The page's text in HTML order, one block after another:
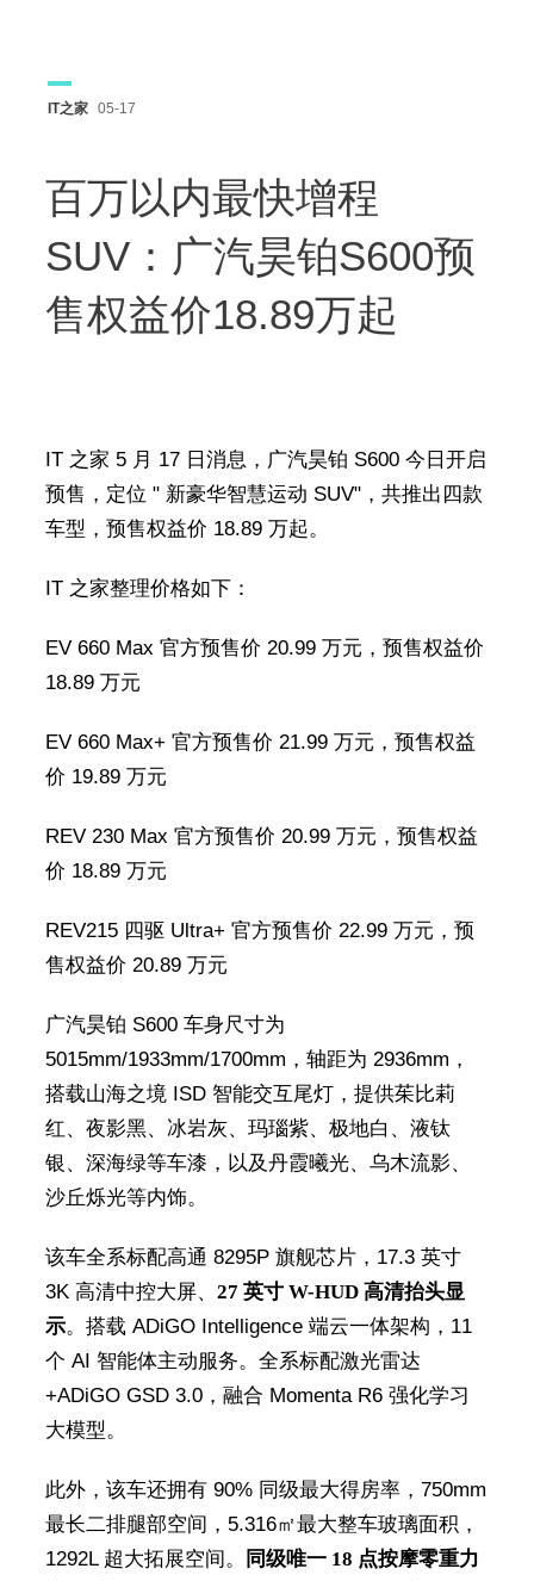
IT之家 05-17
百万以内最快增程
SUV：广汽昊铂S600预
售权益价18.89万起
IT 之家 5 月 17 日消息，广汽昊铂 S600 今日开启
预售，定位 " 新豪华智慧运动 SUV"，共推出四款
车型，预售权益价 18.89 万起。
IT 之家整理价格如下：
EV 660 Max 官方预售价 20.99 万元，预售权益价
18.89 万元
EV 660 Max+ 官方预售价 21.99 万元，预售权益
价 19.89 万元
REV 230 Max 官方预售价 20.99 万元，预售权益
价 18.89 万元
REV215 四驱 Ultra+ 官方预售价 22.99 万元，预
售权益价 20.89 万元
广汽昊铂 S600 车身尺寸为
5015mm/1933mm/1700mm，轴距为 2936mm，
搭载山海之境 ISD 智能交互尾灯，提供茱比莉
红、夜影黑、冰岩灰、玛瑙紫、极地白、液钛
银、深海绿等车漆，以及丹霞曦光、乌木流影、
沙丘烁光等内饰。
该车全系标配高通 8295P 旗舰芯片，17.3 英寸
3K 高清中控大屏、 27 英寸 W-HUD 高清抬头显
示。搭载 ADiGO Intelligence 端云一体架构，11
个 AI 智能体主动服务。全系标配激光雷达
+ADiGO GSD 3.0，融合 Momenta R6 强化学习
大模型。
此外，该车还拥有 90% 同级最大得房率，750mm
最长二排腿部空间，5.316㎡最大整车玻璃面积，
1292L 超大拓展空间。
同级唯一 18 点按摩零重力